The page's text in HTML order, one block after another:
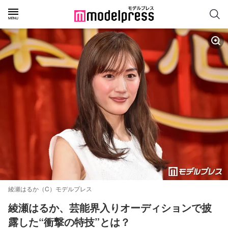
綾瀬はるか（C）モデルプレス
綾瀬はるか、芸能界入りオーディションで披
露した“衝撃の特技”とは？